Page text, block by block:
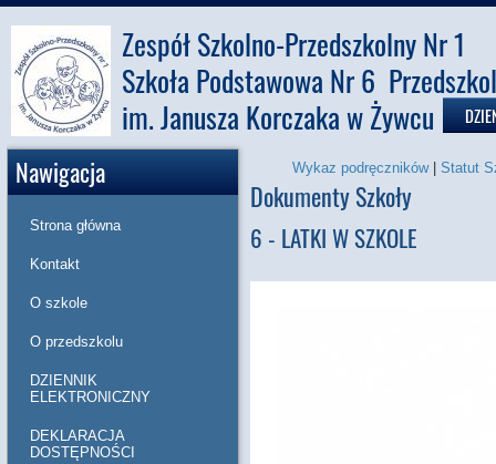
Zespół Szkolno-Przedszkolny Nr 1
Szkoła Podstawowa Nr 6
im. Janusza Korczaka w Żywcu
Nawigacja
Strona główna
Kontakt
O szkole
O przedszkolu
DZIENNIK
ELEKTRONICZNY
DEKLARACJA
DOSTĘPNOŚCI
Wykaz podręczników| Statut
Dokumenty Szkoły
6 - LATKI W SZKOLE